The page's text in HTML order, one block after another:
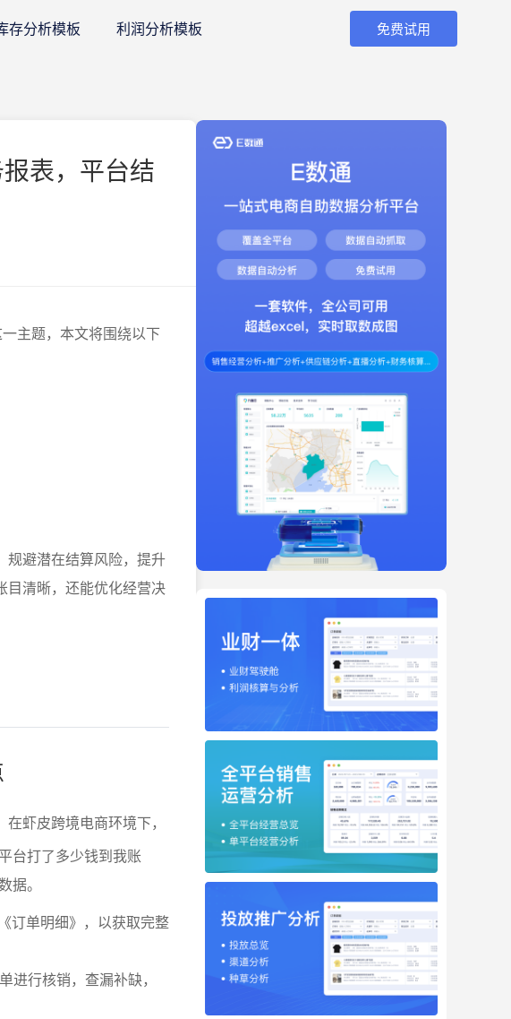
存分析模板 利润分析模板 免费试用
表，平台结
主题，本文将围绕以下
规避潜在结算风险，提升
目清晰，还能优化经营决
在虾皮跨境电商环境下，
台打了多少钱到我账
据。
订单明细》，以获取完整
行核销，查漏补缺，